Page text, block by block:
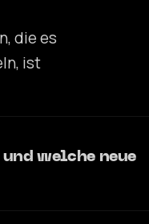
die es
ist
welche neue